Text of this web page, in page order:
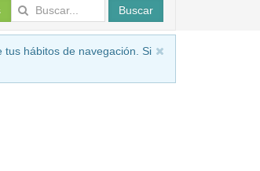
Buscar
hábitos de navegación. Si